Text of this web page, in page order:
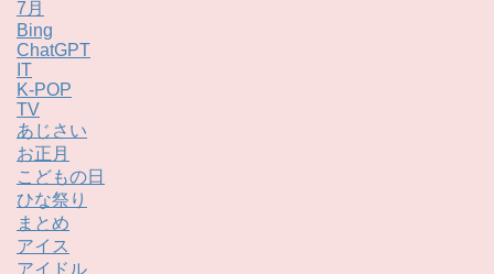
7月
Bing
ChatGPT
IT
K-POP
TV
あじさい
お正月
こどもの日
ひな祭り
まとめ
アイス
アイドル